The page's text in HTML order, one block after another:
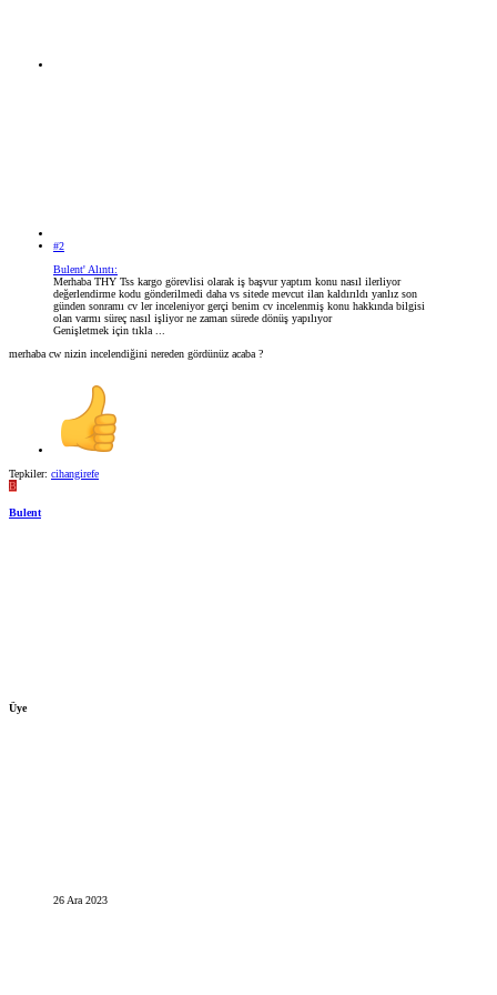
#2
Bulent' Alıntı:
Merhaba THY Tss kargo görevlisi olarak iş başvur yaptım konu nasıl ilerliyor
değerlendirme kodu gönderilmedi daha vs sitede mevcut ilan kaldırıldı yanlız son
günden sonramı cv ler inceleniyor gerçi benim cv incelenmiş konu hakkında bilgisi
olan varmı süreç nasıl işliyor ne zaman sürede dönüş yapılıyor
Genişletmek için tıkla ...
merhaba cw nizin incelendiğini nereden gördünüz acaba ?
Tepkiler: cihangirefe
B
Bulent
Üye
26 Ara 2023